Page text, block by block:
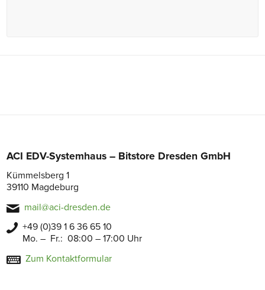
ACI EDV-Systemhaus – Bitstore Dresden GmbH
Kümmelsberg 1
39110 Magdeburg
mail@aci-dresden.de
+49 (0)39 1 6 36 65 10
Mo. – Fr.: 08:00 – 17:00 Uhr
Zum Kontaktformular